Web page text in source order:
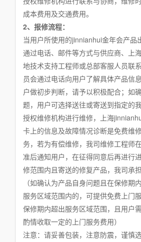
成本费用及交通费用。
2、报修流程：
当用户所使用的jinnianhui金年会产品
通过电话、邮件等方式与供应商、上
地技术支持工程师或总部客服人员联
员会通过电话向用户了解具体产品信
户做初步判断，请予以积极配合；如
题，用户可选择送往或寄送到指定的
授权维修机构进行维修，上海
卡上的信息及故障情况诊断是免费维
务，若为有偿维修，我司维修工程师
准后通知用户，在征得同意后再进行
修范围内且寄送的修复产品，我司承
（如确认为产品自身问题且在保修期
服务区域范围内的，可提供免费上门
保修期内超出服务区域范围，且用户
酌情收取一定的上门服务费用）
注意：请妥善包装，注意防震，谨慎